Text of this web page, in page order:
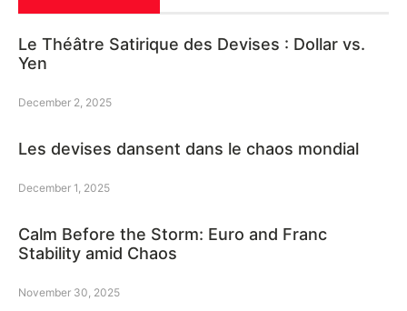
Le Théâtre Satirique des Devises : Dollar vs.
Yen
December 2, 2025
Les devises dansent dans le chaos mondial
December 1, 2025
Calm Before the Storm: Euro and Franc
Stability amid Chaos
November 30, 2025